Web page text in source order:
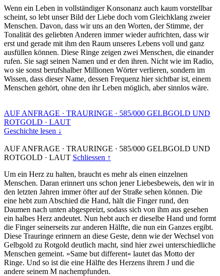
Wenn ein Leben in vollständiger Konsonanz auch kaum vorstellbar
scheint, so lebt unser Bild der Liebe doch vom Gleichklang zweier
Menschen. Davon, dass wir uns an den Worten, der Stimme, der
Tonalität des geliebten Anderen immer wieder aufrichten, dass wir
erst und gerade mit ihm den Raum unseres Lebens voll und ganz
ausfüllen können. Diese Ringe zeigen zwei Menschen, die einander
rufen. Sie sagt seinen Namen und er den ihren. Nicht wie im Radio,
wo sie sonst berufshalber Millionen Wörter verlieren, sondern im
Wissen, dass dieser Name, dessen Frequenz hier sichtbar ist, einem
Menschen gehört, ohne den ihr Leben möglich, aber sinnlos wäre.
AUF ANFRAGE · TRAURINGE · 585/000 GELBGOLD UND
ROTGOLD · LAUT
Geschichte lesen ↓
AUF ANFRAGE · TRAURINGE · 585/000 GELBGOLD UND
ROTGOLD · LAUT Schliessen ↑
Um ein Herz zu halten, braucht es mehr als einen einzelnen
Menschen. Daran erinnert uns schon jener Liebesbeweis, den wir in
den letzten Jahren immer öfter auf der Straße sehen können. Die
eine hebt zum Abschied die Hand, hält die Finger rund, den
Daumen nach unten abgespreizt, sodass sich von ihm aus gesehen
ein halbes Herz andeutet. Nun hebt auch er dieselbe Hand und formt
die Finger seinerseits zur anderen Hälfte, die nun ein Ganzes ergibt.
Diese Trauringe erinnern an diese Geste, denn wie der Wechsel von
Gelbgold zu Rotgold deutlich macht, sind hier zwei unterschiedliche
Menschen gemeint. »Same but different« lautet das Motto der
Ringe. Und so ist die eine Hälfte des Herzens ihrem J und die
andere seinem M nachempfunden.